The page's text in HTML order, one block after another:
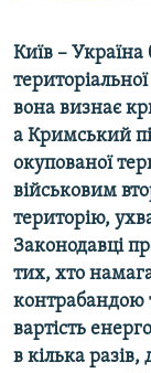
Усі сайти
Київ – Україна
вона визнає
а Кримський
окупованої
військовим
територію,
Законодавці
тих, хто
контрабандою
вартість
в кілька